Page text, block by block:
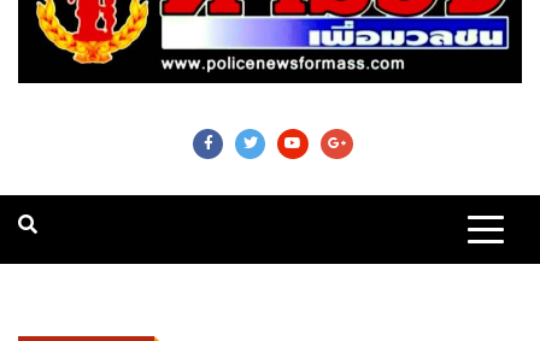
Police News For
Mass